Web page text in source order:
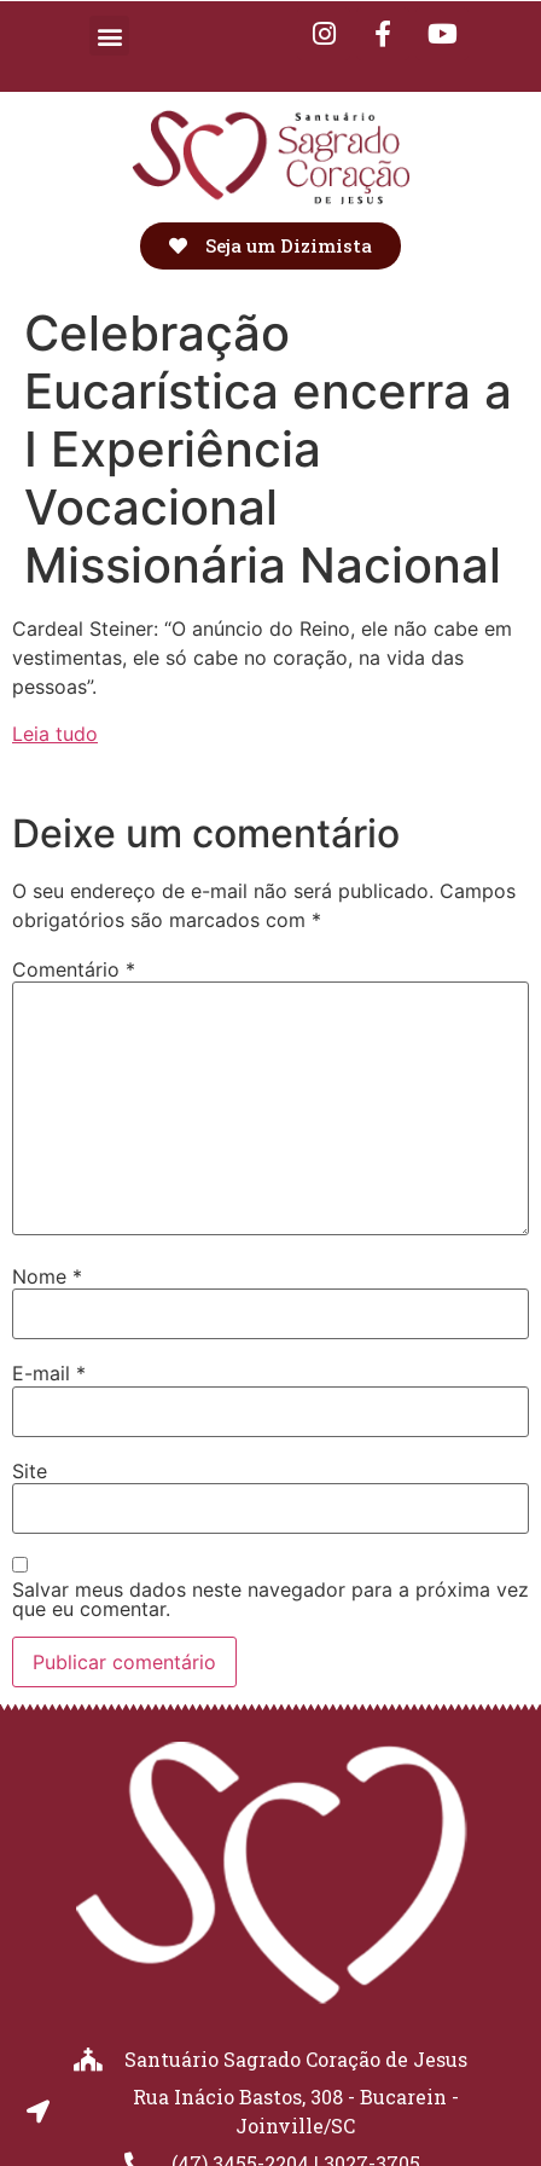
Seja um Dizimista
Celebração
Eucarística encerra a
I Experiência
Vocacional
Missionária Nacional
Cardeal Steiner: “O anúncio do Reino, ele não cabe em
vestimentas, ele só cabe no coração, na vida das
pessoas”.
Leia tudo
Deixe um comentário
O seu endereço de e-mail não será publicado. Campos
obrigatórios são marcados com *
Comentário *
Nome *
E-mail *
Site
Salvar meus dados neste navegador para a próxima vez
que eu comentar.
Santuário Sagrado Coração de Jesus
Rua Inácio Bastos, 308 - Bucarein -
Joinville/SC